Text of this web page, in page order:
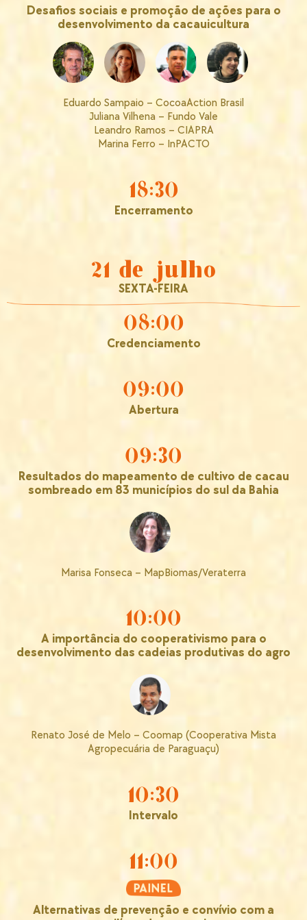
Desafios sociais e promoção de ações para o
desenvolvimento da cacauicultura
Eduardo Sampaio – CocoaAction Brasil
Juliana Vilhena – Fundo Vale
Leandro Ramos – CIAPRA
Marina Ferro – InPACTO
18:30
Encerramento
21 de julho
SEXTA-FEIRA
08:00
Credenciamento
09:00
Abertura
09:30
Resultados do mapeamento de cultivo de cacau
sombreado em 83 municípios do sul da Bahia
Marisa Fonseca – MapBiomas/Veraterra
10:00
A importância do cooperativismo para o
desenvolvimento das cadeias produtivas do agro
Renato José de Melo – Coomap (Cooperativa Mista
Agropecuária de Paraguaçu)
10:30
Intervalo
11:00
Alternativas de prevenção e convívio com a